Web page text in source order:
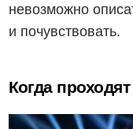
невозможно
и почувствовать.
Когда